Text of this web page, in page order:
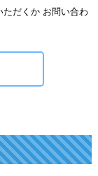
ただくか お問い合わ